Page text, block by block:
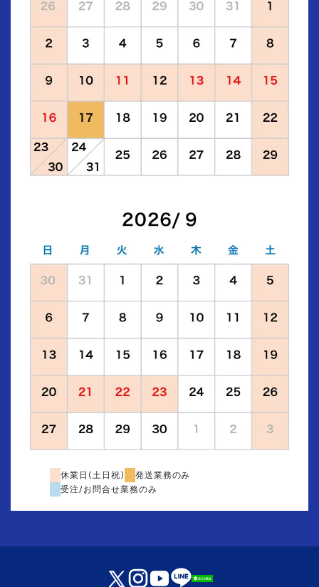
休業日(土日祝)
発送業務のみ
受注/お問合せ業務のみ